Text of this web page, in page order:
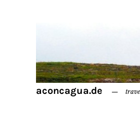
aconcagua.de